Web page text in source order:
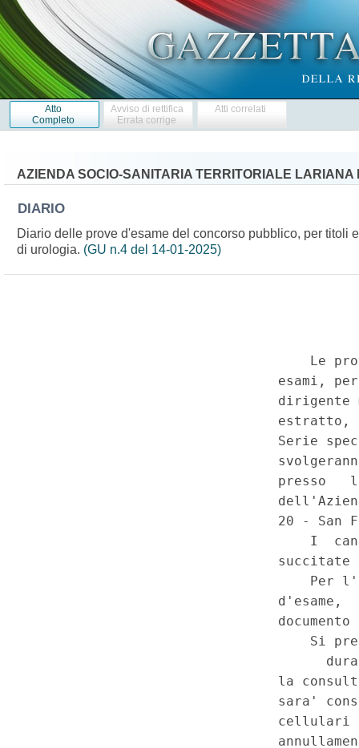
Atto
Completo
Avviso di rettifica
Errata corrige
Atti correlati
AZIENDA SOCIO-SANITARIA TERRITORIALE LARIANA
DIARIO
Diario delle prove d'esame del concorso pubblico, per titoli
di urologia. (GU n.4 del 14-01-2025)